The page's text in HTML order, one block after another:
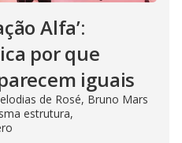
Alfa’:
por que
iguais
de Rosé, Bruno Mars
estrutura,